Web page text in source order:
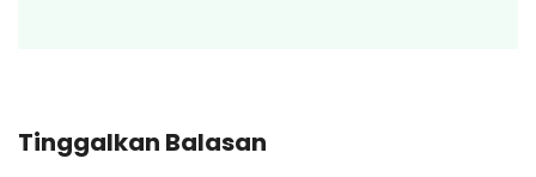
Tinggalkan Balasan